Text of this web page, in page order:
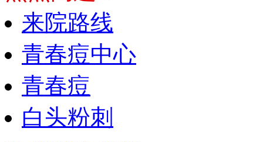
来院路线
青春痘中心
青春痘
白头粉刺